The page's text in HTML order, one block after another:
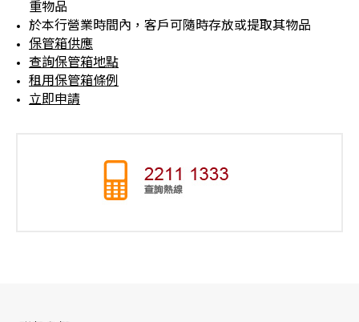
重物品
於本行營業時間內，客戶可隨時存放或提取其物品
保管箱供應
查詢保管箱地點
租用保管箱條例
立即申請